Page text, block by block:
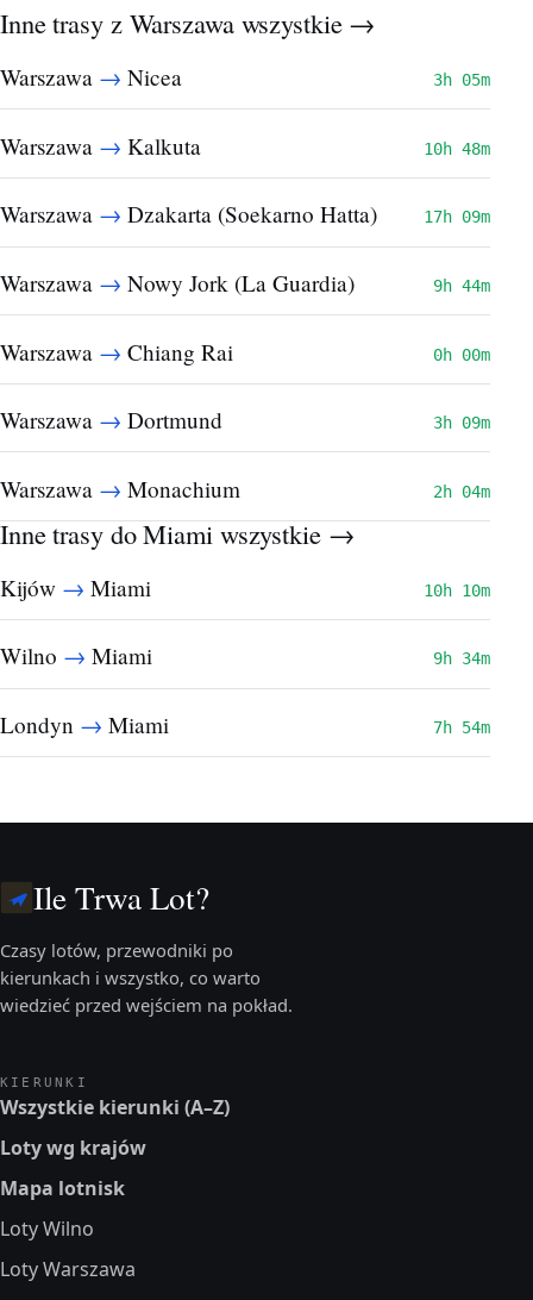
Inne trasy z Warszawa wszystkie →
Warszawa → Nicea 3h 05m
Warszawa → Kalkuta 10h 48m
Warszawa → Dzakarta (Soekarno Hatta) 17h 09m
Warszawa → Nowy Jork (La Guardia) 9h 44m
Warszawa → Chiang Rai 0h 00m
Warszawa → Dortmund 3h 09m
Warszawa → Monachium 2h 04m
Inne trasy do Miamiwszystkie →
Kijów → Miami 10h 10m
Wilno → Miami 9h 34m
Londyn → Miami 7h 54m
Ile Trwa Lot?
Czasy lotów, przewodniki po
kierunkach i wszystko, co warto
wiedzieć przed wejściem na pokład.
KIERUNKI
Wszystkie kierunki (A–Z)
Loty wg krajów
Mapa lotnisk
Loty Wilno
Loty Warszawa